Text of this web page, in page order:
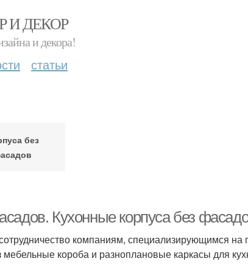
И ДЕКОР
и декора!
статьи
без
Кухонные корпуса без
компаниям, специализирующимся на
короба и разноплановые каркасы для